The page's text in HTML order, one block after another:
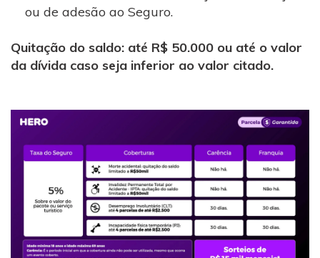
ou de adesão ao Seguro.
Quitação do saldo: até R$ 50.000 ou até o valor
da dívida caso seja inferior ao valor citado.